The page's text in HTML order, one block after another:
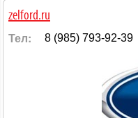
zelford.ru
Тел: 8 (985) 793-92-39